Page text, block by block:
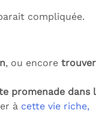
compliquée.
, ou encore
promenade dans
à cette vie riche,